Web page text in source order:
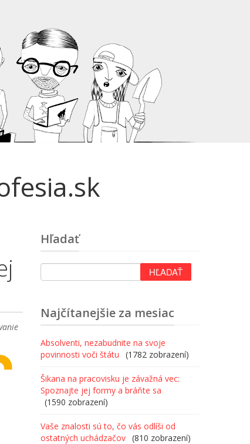
Hľadať
Najčítanejšie za mesiac
Absolventi, nezabudnite na svoje
povinnosti voči štátu
(1782 zobrazení)
Šikana na pracovisku je závažná vec:
Spoznajte jej formy a bráňte sa
(1590 zobrazení)
Vaše znalosti sú to, čo vás odlíši od
ostatných uchádzačov (810 zobrazení)